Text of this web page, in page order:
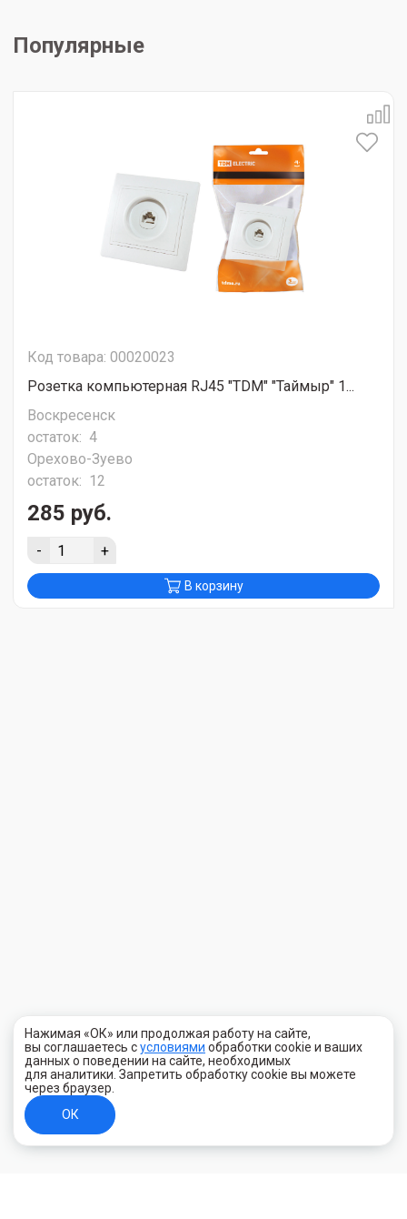
Популярные
Код товара: 00020023
Розетка компьютерная RJ45 "ТDМ" "Таймыр" 1...
Воскресенск
остаток: 4
Орехово-Зуево
остаток: 12
285 руб.
- +
В корзину
Нажимая «ОК» или продолжая работу на сайте,
вы соглашаетесь сусловиями обработки cookie и ваших
данных о поведении на сайте, необходимых
для аналитики. Запретить обработку cookie вы можете
через браузер.
ОК